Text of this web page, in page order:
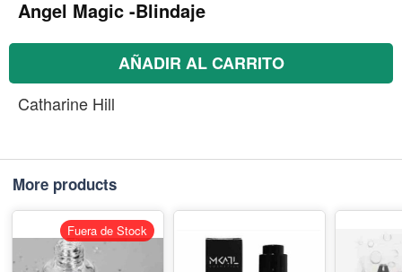
Angel Magic -Blindaje
AÑADIR AL CARRITO
Catharine Hill
More products
Fuera de Stock